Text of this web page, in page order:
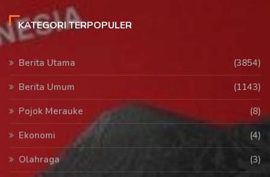
KATEGORI TERPOPULER
Berita Utama
(3854)
Berita Umum
(1143)
Pojok Merauke
(8)
Ekonomi
(4)
Olahraga
(3)